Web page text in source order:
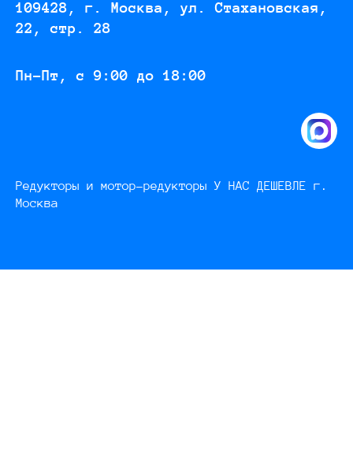
109428, г. Москва, ул. Стахановская,
22, стр. 28
Пн-Пт, с 9:00 до 18:00
Редукторы и мотор-редукторы У НАС ДЕШЕВЛЕ г.
Москва